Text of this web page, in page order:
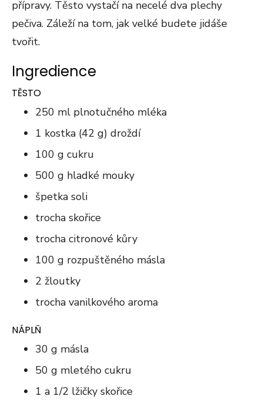
přípravy. Těsto vystačí na necelé dva plechy
pečiva. Záleží na tom, jak velké budete jidáše
tvořit.
Ingredience
TĚSTO
250 ml plnotučného mléka
1 kostka (42 g) droždí
100 g cukru
500 g hladké mouky
špetka soli
trocha skořice
trocha citronové kůry
100 g rozpuštěného másla
2 žloutky
trocha vanilkového aroma
NÁPLŇ
30 g másla
50 g mletého cukru
1 a 1/2 lžičky skořice